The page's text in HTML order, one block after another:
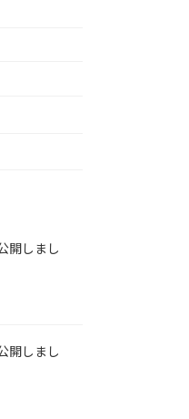
開しまし
開しまし